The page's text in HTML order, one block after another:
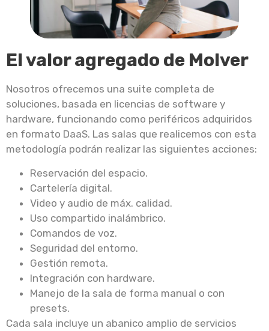
El valor agregado de Molver
Nosotros ofrecemos una suite completa de
soluciones, basada en licencias de software y
hardware, funcionando como periféricos adquiridos
en formato DaaS. Las salas que realicemos con esta
metodología podrán realizar las siguientes acciones:
Reservación del espacio.
Cartelería digital.
Video y audio de máx. calidad.
Uso compartido inalámbrico.
Comandos de voz.
Seguridad del entorno.
Gestión remota.
Integración con hardware.
Manejo de la sala de forma manual o con
presets.
Cada sala incluye un abanico amplio de servicios